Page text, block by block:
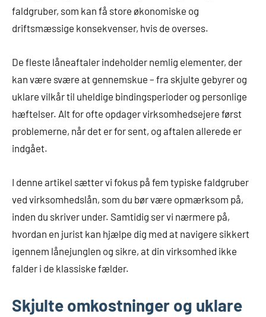
faldgruber, som kan få store økonomiske og
driftsmæssige konsekvenser, hvis de overses.
De fleste låneaftaler indeholder nemlig elementer, der
kan være svære at gennemskue – fra skjulte gebyrer og
uklare vilkår til uheldige bindingsperioder og personlige
hæftelser. Alt for ofte opdager virksomhedsejere først
problemerne, når det er for sent, og aftalen allerede er
indgået.
I denne artikel sætter vi fokus på fem typiske faldgruber
ved virksomhedslån, som du bør være opmærksom på,
inden du skriver under. Samtidig ser vi nærmere på,
hvordan en jurist kan hjælpe dig med at navigere sikkert
igennem lånejunglen og sikre, at din virksomhed ikke
falder i de klassiske fælder.
Skjulte omkostninger og uklare